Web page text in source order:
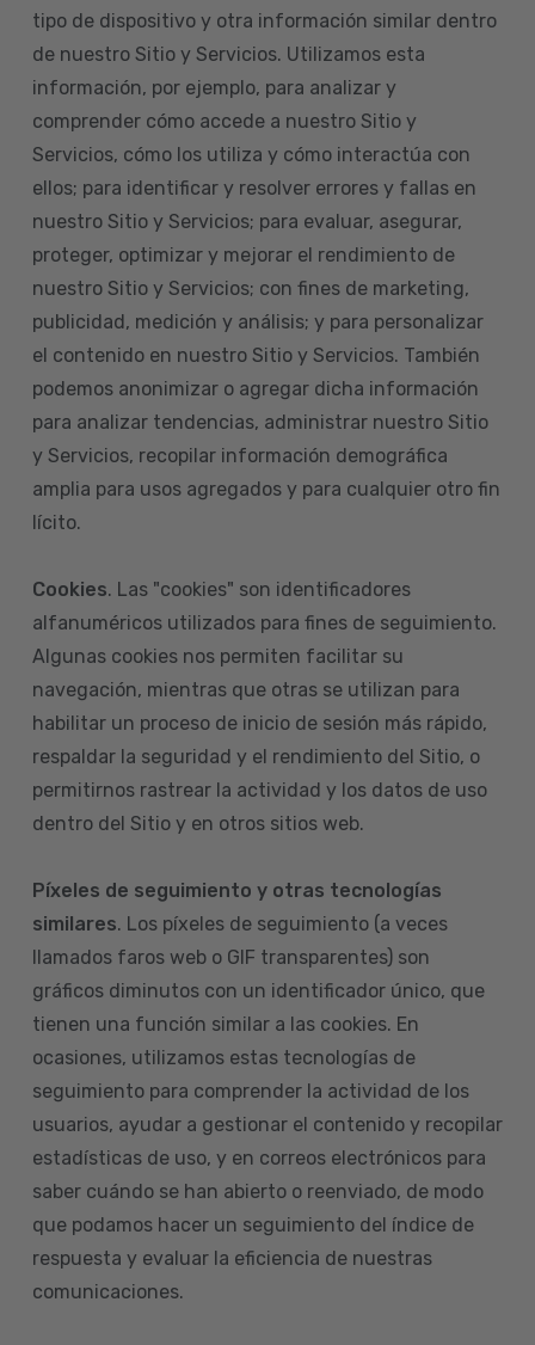
tipo de dispositivo y otra información similar dentro
de nuestro Sitio y Servicios. Utilizamos esta
información, por ejemplo, para analizar y
comprender cómo accede a nuestro Sitio y
Servicios, cómo los utiliza y cómo interactúa con
ellos; para identificar y resolver errores y fallas en
nuestro Sitio y Servicios; para evaluar, asegurar,
proteger, optimizar y mejorar el rendimiento de
nuestro Sitio y Servicios; con fines de marketing,
publicidad, medición y análisis; y para personalizar
el contenido en nuestro Sitio y Servicios. También
podemos anonimizar o agregar dicha información
para analizar tendencias, administrar nuestro Sitio
y Servicios, recopilar información demográfica
amplia para usos agregados y para cualquier otro fin
lícito.
Cookies. Las "cookies" son identificadores
alfanuméricos utilizados para fines de seguimiento.
Algunas cookies nos permiten facilitar su
navegación, mientras que otras se utilizan para
habilitar un proceso de inicio de sesión más rápido,
respaldar la seguridad y el rendimiento del Sitio, o
permitirnos rastrear la actividad y los datos de uso
dentro del Sitio y en otros sitios web.
Píxeles de seguimiento y otras tecnologías
similares. Los píxeles de seguimiento (a veces
llamados faros web o GIF transparentes) son
gráficos diminutos con un identificador único, que
tienen una función similar a las cookies. En
ocasiones, utilizamos estas tecnologías de
seguimiento para comprender la actividad de los
usuarios, ayudar a gestionar el contenido y recopilar
estadísticas de uso, y en correos electrónicos para
saber cuándo se han abierto o reenviado, de modo
que podamos hacer un seguimiento del índice de
respuesta y evaluar la eficiencia de nuestras
comunicaciones.